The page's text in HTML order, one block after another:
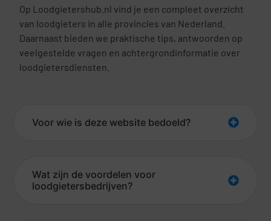
Op Loodgietershub.nl vind je een compleet overzicht
van loodgieters in alle provincies van Nederland.
Daarnaast bieden we praktische tips, antwoorden op
veelgestelde vragen en achtergrondinformatie over
loodgietersdiensten.
Voor wie is deze website bedoeld?
Wat zijn de voordelen voor
loodgietersbedrijven?